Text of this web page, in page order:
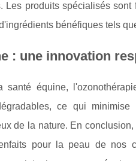
Les produits spécialisés
bénéfiques tels
: une innovation
équine,
ce qui
de la nature. En
pour la peau de nos